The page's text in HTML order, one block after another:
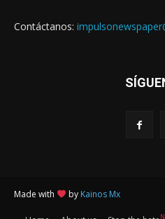
Contáctanos:
Made with by Kainos Mx